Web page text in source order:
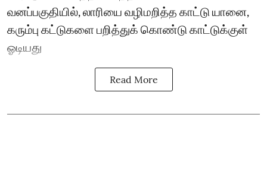
வனப்பகுதியில், லாரியை வழிமறித்த காட்டு யானை,
கரும்பு கட்டுகளை பறித்துக் கொண்டு காட்டுக்குள்
ஓடியது
Read More